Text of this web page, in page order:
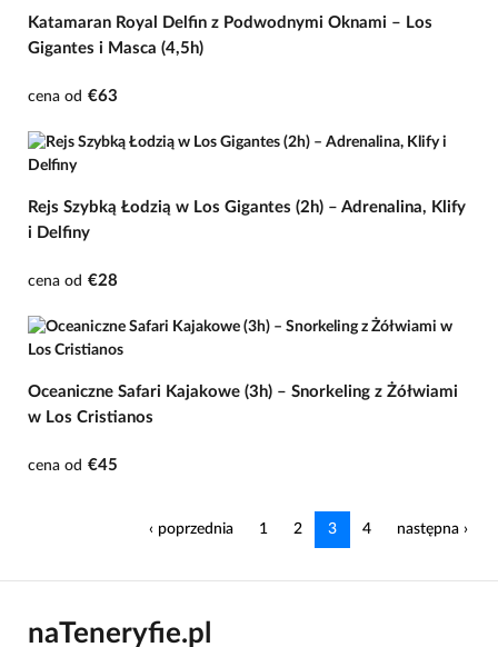
Katamaran Royal Delfin z Podwodnymi Oknami – Los
Gigantes i Masca (4,5h)
cena od €63
Rejs Szybką Łodzią w Los Gigantes (2h) – Adrenalina, Klify
i Delfiny
cena od €28
Oceaniczne Safari Kajakowe (3h) – Snorkeling z Żółwiami
w Los Cristianos
cena od €45
‹ poprzednia 1 2 3 4 następna ›
naTeneryfie.pl